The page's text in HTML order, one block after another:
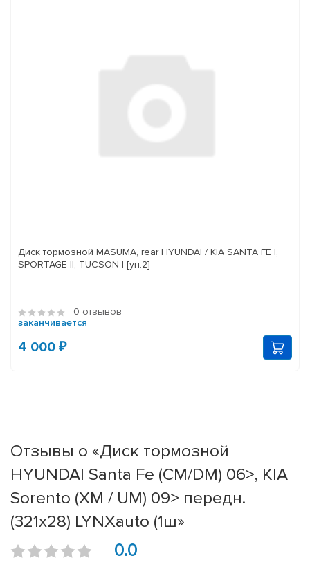
Диск тормозной MASUMA, rear HYUNDAI / KIA SANTA FE I,
SPORTAGE II, TUCSON I [уп.2]
0 отзывов
заканчивается
4 000 ₽
Отзывы о «Диск тормозной
HYUNDAI Santa Fe (CM/DM) 06>, KIA
Sorento (XM / UM) 09> передн.
(321x28) LYNXauto (1ш»
0.0